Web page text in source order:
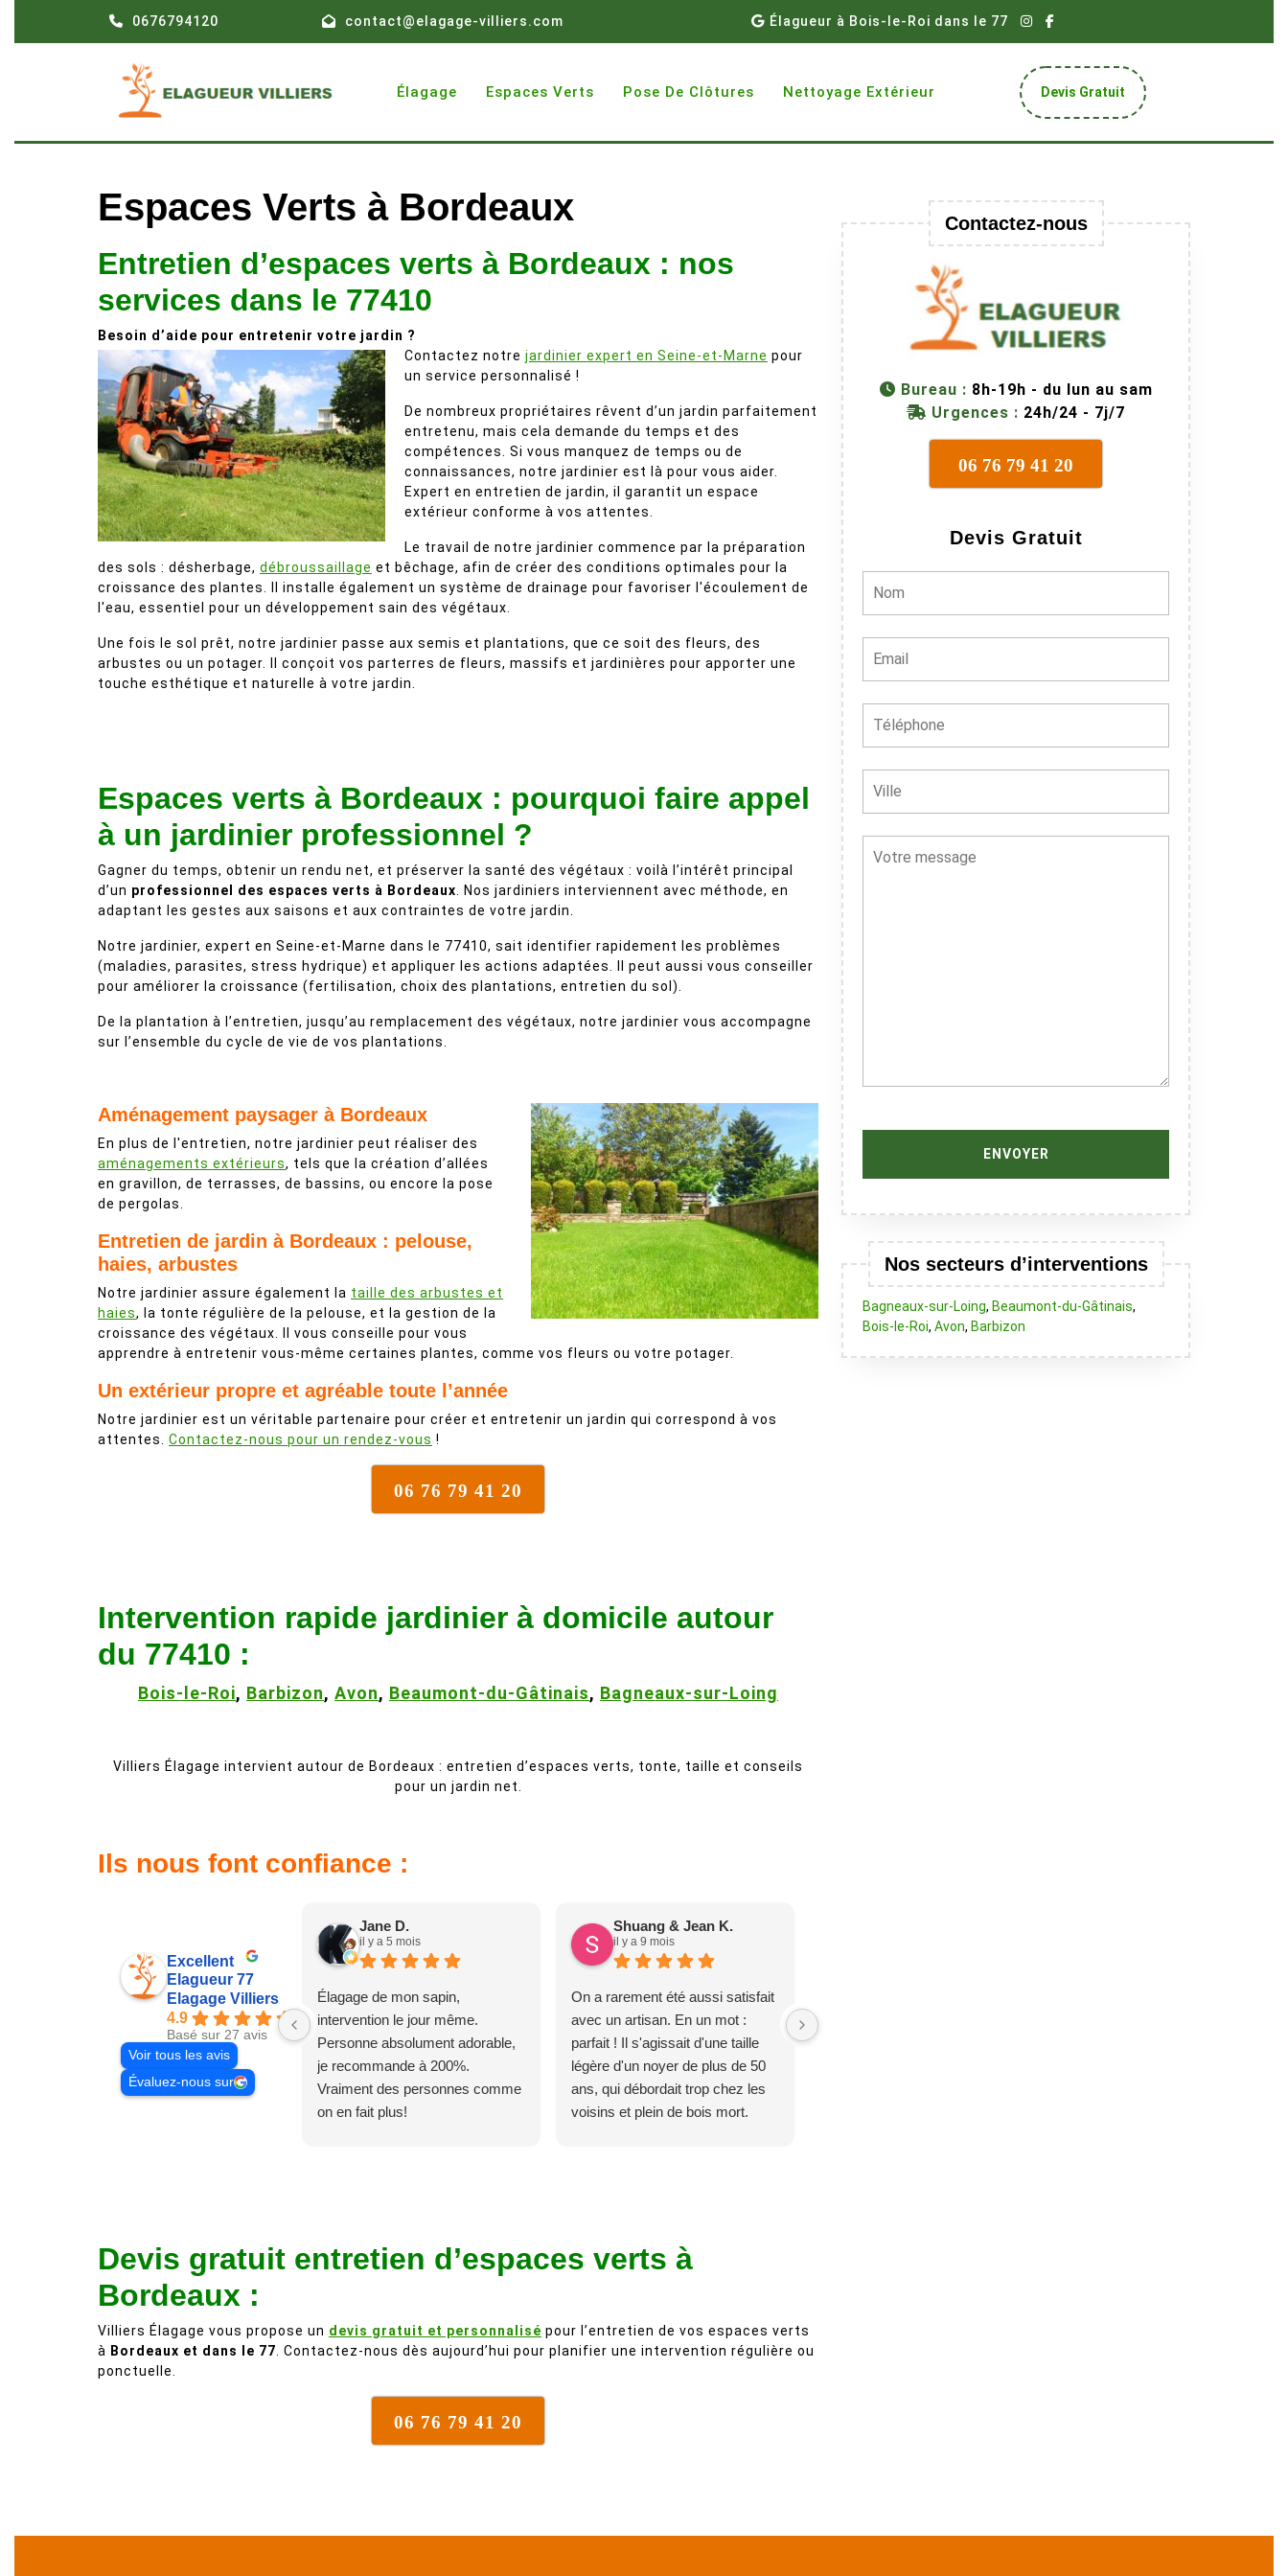
0676794120 contact@elagage-villiers.com Élagueur à Bois-le-Roi dans le 77
Élagage Espaces Verts Pose De Clôtures Nettoyage Extérieur Devis Gratuit Get
A
Espaces Verts à Bordeaux
Entretien d’espaces verts à Bordeaux : nos
services dans le 77410
Besoin d’aide pour entretenir votre jardin ?
Contactez notre jardinier expert en Seine-et-Marne pour
un service personnalisé !
De nombreux propriétaires rêvent d’un jardin parfaitement
entretenu, mais cela demande du temps et des
compétences. Si vous manquez de temps ou de
connaissances, notre jardinier est là pour vous aider.
Expert en entretien de jardin, il garantit un espace
extérieur conforme à vos attentes.
Le travail de notre jardinier commence par la préparation
des sols : désherbage, débroussaillage et bêchage, afin de créer des conditions optimales pour la
croissance des plantes. Il installe également un système de drainage pour favoriser l'écoulement de
l'eau, essentiel pour un développement sain des végétaux.
Une fois le sol prêt, notre jardinier passe aux semis et plantations, que ce soit des fleurs, des
arbustes ou un potager. Il conçoit vos parterres de fleurs, massifs et jardinières pour apporter une
touche esthétique et naturelle à votre jardin.
Espaces verts à Bordeaux : pourquoi faire appel
à un jardinier professionnel ?
Gagner du temps, obtenir un rendu net, et préserver la santé des végétaux : voilà l’intérêt principal
d’un professionnel des espaces verts à Bordeaux . Nos jardiniers interviennent avec méthode, en
adaptant les gestes aux saisons et aux contraintes de votre jardin.
Notre jardinier, expert en Seine-et-Marne dans le 77410, sait identifier rapidement les problèmes
(maladies, parasites, stress hydrique) et appliquer les actions adaptées. Il peut aussi vous conseiller
pour améliorer la croissance (fertilisation, choix des plantations, entretien du sol).
De la plantation à l’entretien, jusqu’au remplacement des végétaux, notre jardinier vous accompagne
sur l’ensemble du cycle de vie de vos plantations.
Aménagement paysager à Bordeaux
En plus de l'entretien, notre jardinier peut réaliser des
aménagements extérieurs, tels que la création d’allées
en gravillon, de terrasses, de bassins, ou encore la pose
de pergolas.
Entretien de jardin à Bordeaux : pelouse,
haies, arbustes
Notre jardinier assure également la taille des arbustes et
haies, la tonte régulière de la pelouse, et la gestion de la
croissance des végétaux. Il vous conseille pour vous
apprendre à entretenir vous-même certaines plantes, comme vos fleurs ou votre potager.
Un extérieur propre et agréable toute l’année
Notre jardinier est un véritable partenaire pour créer et entretenir un jardin qui correspond à vos
attentes. Contactez-nous pour un rendez-vous !
06 76 79 41 20
Intervention rapide jardinier à domicile autour
du 77410 :
Bois-le-Roi, Barbizon, Avon, Beaumont-du-Gâtinais, Bagneaux-sur-Loing
Villiers Élagage intervient autour de Bordeaux : entretien d’espaces verts, tonte, taille et conseils
pour un jardin net.
Ils nous font confiance :
Excellent
Elagueur 77
Elagage Villiers
4.9
Basé sur 27 avis
Voir tous les avis
Évaluez-nous sur
Jane D.
il y a 5 mois
Élagage de mon sapin,
intervention le jour même.
Personne absolument adorable,
je recommande à 200%.
Vraiment des personnes comme
on en fait plus!
Shuang & Jean K.
il y a 9 mois
On a rarement été aussi satisfait
avec un artisan. En un mot :
parfait ! Il s'agissait d'une taille
légère d'un noyer de plus de 50
ans, qui débordait trop chez les
voisins et plein de bois mort.
dangereuse. M Villiers et son
équipes connaissent très bien
vraiment sympathique. Bref,
Devis gratuit entretien d’espaces verts à
Bordeaux :
Villiers Élagage vous propose un devis gratuit et personnalisé pour l’entretien de vos espaces verts
à Bordeaux et dans le 77 . Contactez-nous dès aujourd’hui pour planifier une intervention régulière ou
ponctuelle.
06 76 79 41 20
Contactez-nous
Bureau : 8h-19h - du lun au sam
Urgences : 24h/24 - 7j/7
06 76 79 41 20
Devis Gratuit
Nos secteurs d’interventions
Bagneaux-sur-Loing, Beaumont-du-Gâtinais,
Bois-le-Roi, Avon, Barbizon